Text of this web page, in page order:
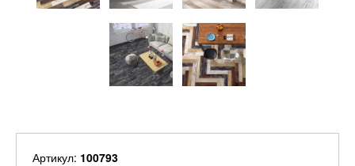
Артикул: 100793